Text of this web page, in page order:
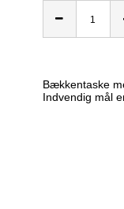
Bækkentaske
Indvendig mål